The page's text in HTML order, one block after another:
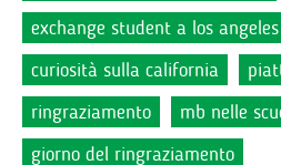
exchange student a los angeles
curiosità sulla california
ringraziamento
mb nelle
giorno del ringraziamento